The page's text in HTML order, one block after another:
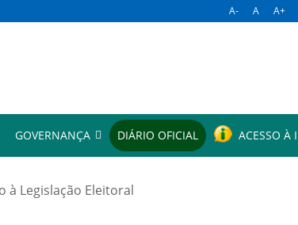
A- A A+
GOVERNANÇA DIÁRIO OFICIAL ACESSO À
à Legislação Eleitoral